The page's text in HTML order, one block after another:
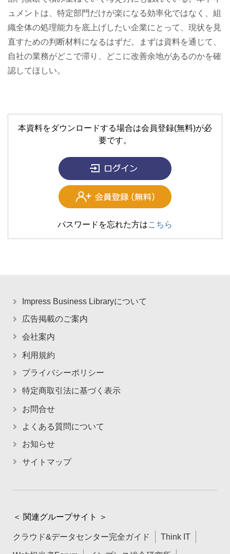
ュメントは、特定部門だけが楽になる効率化ではなく、組
織全体の処理能力を底上げしたい企業にとって、現状を見
直すための判断材料になるはずだ。まずは資料を通じて、
自社の業務がどこで滞り、どこに改善余地があるのかを確
認してほしい。
本資料をダウンロードする場合は会員登録(無料)が必
要です。
パスワードを忘れた方はこちら
Impress Business Libraryについて
広告掲載のご案内
会社案内
利用規約
プライバシーポリシー
特定商取引法に基づく表示
お問合せ
よくある質問について
お知らせ
サイトマップ
＜ 関連グループサイト ＞
クラウド&データセンター完全ガイド Think IT